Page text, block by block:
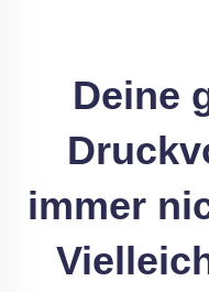
Deine
immer